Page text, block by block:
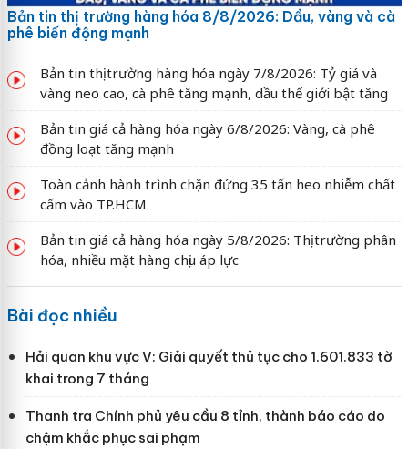
Bản tin thị trường hàng hóa 8/8/2026: Dầu, vàng và cà
phê biến động mạnh
Bản tin thị trường hàng hóa ngày 7/8/2026: Tỷ giá và
vàng neo cao, cà phê tăng mạnh, dầu thế giới bật tăng
Bản tin giá cả hàng hóa ngày 6/8/2026: Vàng, cà phê
đồng loạt tăng mạnh
Toàn cảnh hành trình chặn đứng 35 tấn heo nhiễm chất
cấm vào TP.HCM
Bản tin giá cả hàng hóa ngày 5/8/2026: Thị trường phân
hóa, nhiều mặt hàng chịu áp lực
Bài đọc nhiều
Hải quan khu vực V: Giải quyết thủ tục cho 1.601.833 tờ
khai trong 7 tháng
Thanh tra Chính phủ yêu cầu 8 tỉnh, thành báo cáo do
chậm khắc phục sai phạm